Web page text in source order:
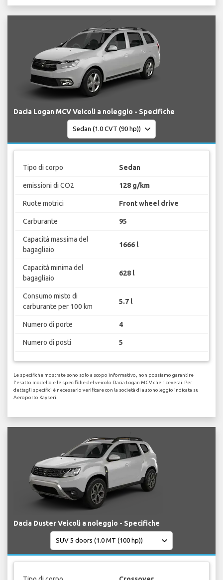
Dacia Logan MCV Veicoli a noleggio - Specifiche
Tipo di corpo Sedan
emissioni di CO2 128 g/km
Ruote motrici Front wheel drive
Carburante 95
Capacità massima del
bagagliaio
1666 l
Capacità minima del
bagagliaio
628 l
Consumo misto di
carburante per 100 km
5.7 l
Numero di porte 4
Numero di posti 5
Le specifiche mostrate sono solo a scopo informativo, non possiamo garantire
l'esatto modello e le specifiche del veicolo Dacia Logan MCV che riceverai. Per
dettagli specifici è necessario verificare con la società di autonoleggio indicata su
Aeroporto Kayseri.
Dacia Duster Veicoli a noleggio - Specifiche